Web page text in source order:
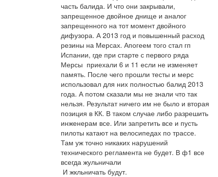
часть балида. И что они закрывали,
запрещенное двойное днище и аналог
запрещенного на тот момент двойного
дифузора. А 2013 год и повышенный расход
резины на Мерсах. Апогеем того стал гп
Испании, где при старте с первого ряда
Мерсы  приехали 6 и 11 если не изменяет
память. После чего прошли тесты и мерс
использовал для них полностью балид 2013
года. А потом сказали мы не знали что так
нельзя. Результат ничего им не было и вторая
позиция в КК. В таком случае либо разрешить
инженерам все. Или запретить все и пусть
пилоты катают на велосипедах по трассе.
Там уж точно никаких нарушений
технического регламента не будет. В ф1 все
всегда жульничали
И жкльничать будут.